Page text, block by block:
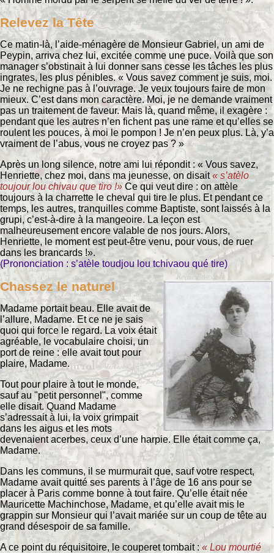
Relevez la Tête
Ce matin-là, l’aide-ménagère de Monsieur Gabriel, un ami de
Peypin, arriva chez lui, excitée comme une puce. Voilà que son
manager s’obstinait à lui donner sans cesse les tâches les plus
ingrates, les plus pénibles. « Vous savez comment je suis, moi.
Je ne rechigne pas à l’ouvrage. Je veux toujours faire de mon
mieux. C’est dans mon caractère. Moi, je ne demande vraiment
pas un traitement de faveur. Mais là, quand même, il exagère :
pendant que les autres n’en fichent pas une rame et qu’elles se
roulent les pouces, à moi le pompon ! Je n’en peux plus. Là, y’a
vraiment de l’abus, vous ne croyez pas ? »
Après un long silence, notre ami lui répondit : « Vous savez,
Henriette, chez moi, dans ma jeunesse, on disait« s’atèlo
toujour lou chivau que tiro !»Ce qui veut dire : on attèle
toujours à la charrette le cheval qui tire le plus. Et pendant ce
temps, les autres, tranquilles comme Baptiste, sont laissés à la
grupi, c’est-à-dire à la mangeoire. La leçon est
malheureusement encore valable de nos jours. Alors,
Henriette, le moment est peut-être venu, pour vous, de ruer
dans les brancards !».
(Prononciation : s’atèle toudjou lou tchivaou qué tire)
Chassez le naturel
Madame portait beau. Elle avait de
l’allure, Madame. Et ce ne je sais
quoi qui force le regard. La voix était
agréable, le vocabulaire choisi, un
port de reine : elle avait tout pour
plaire, Madame.
Tout pour plaire à tout le monde,
sauf au "petit personnel", comme
elle disait. Quand Madame
s’adressait à lui, la voix grimpait
dans les aigus et les mots
devenaient acerbes, ceux d’une harpie. Elle était comme ça,
Madame.
Dans les communs, il se murmurait que, sauf votre respect,
Madame avait quitté ses parents à l’âge de 16 ans pour se
placer à Paris comme bonne à tout faire. Qu’elle était née
Mauricette Machinchose, Madame, et qu’elle avait mis le
grappin sur Monsieur qui l’avait mariée sur un coup de tête au
grand désespoir de sa famille.
A ce point du réquisitoire, le couperet tombait : « Lou mourtié